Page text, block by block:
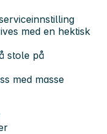
med en hektisk
stole på
med masse